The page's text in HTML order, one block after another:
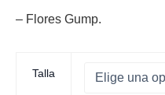
– Flores Gump.
Talla